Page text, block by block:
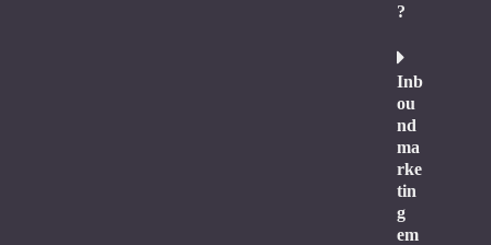
?
Inb
ou
nd
ma
rke
tin
g
em